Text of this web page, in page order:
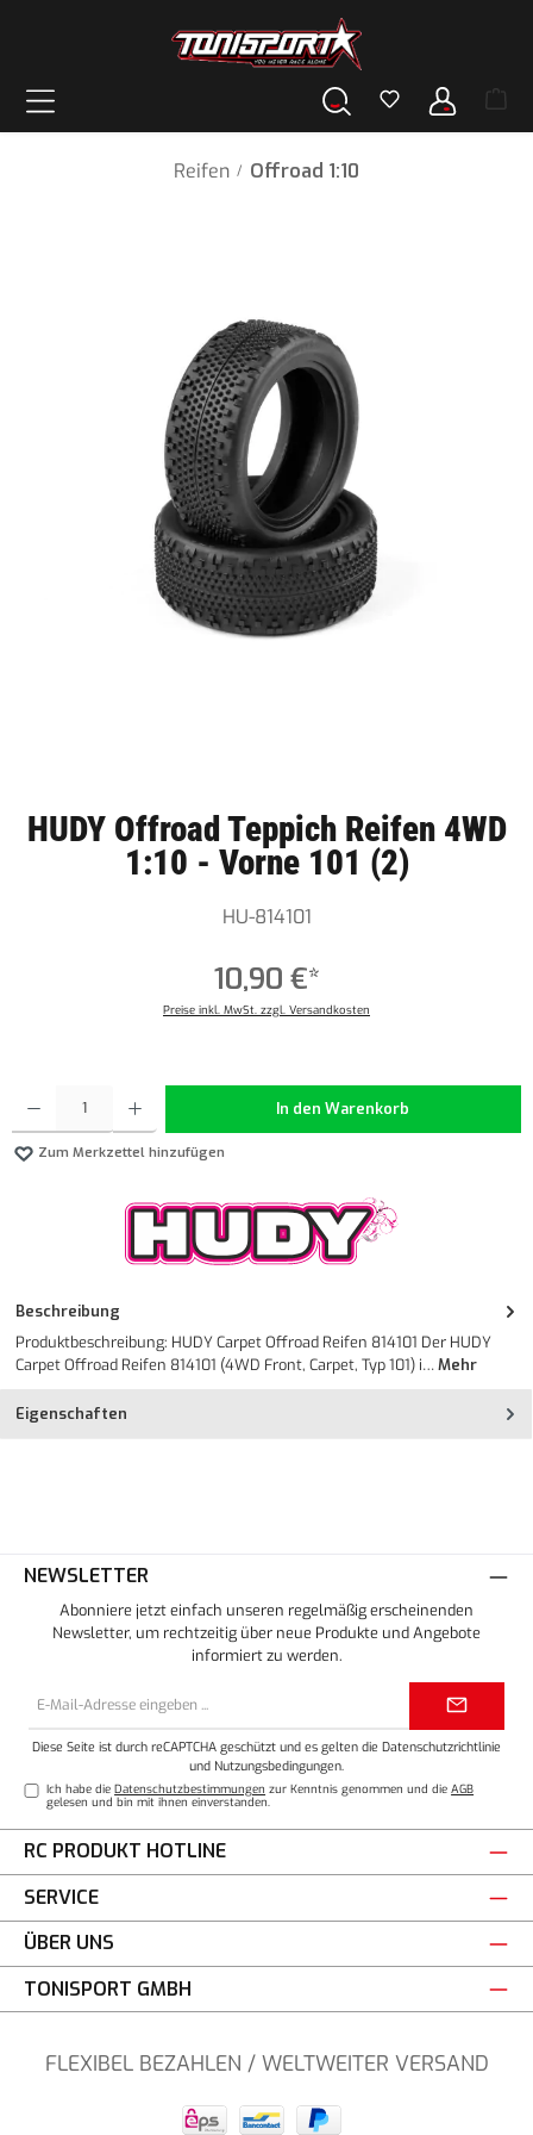
Reifen / Offroad 1:10
HUDY Offroad Teppich Reifen 4WD
1:10 - Vorne 101 (2)
HU-814101
10,90 €*
Preise inkl. MwSt. zzgl. Versandkosten
In den Warenkorb
Zum Merkzettel hinzufügen
Beschreibung
Produktbeschreibung: HUDY Carpet Offroad Reifen 814101 Der HUDY
Carpet Offroad Reifen 814101 (4WD Front, Carpet, Typ 101) i…Mehr
Eigenschaften
NEWSLETTER
Abonniere jetzt einfach unseren regelmäßig erscheinenden
Newsletter, um rechtzeitig über neue Produkte und Angebote
informiert zu werden.
Diese Seite ist durch reCAPTCHA geschützt und es gelten die Datenschutzrichtlinie
und Nutzungsbedingungen.
Ich habe dieDatenschutzbestimmungen zur Kenntnis genommen und dieAGB
gelesen und bin mit ihnen einverstanden.
RC PRODUKT HOTLINE
SERVICE
ÜBER UNS
TONISPORT GMBH
FLEXIBEL BEZAHLEN / WELTWEITER VERSAND